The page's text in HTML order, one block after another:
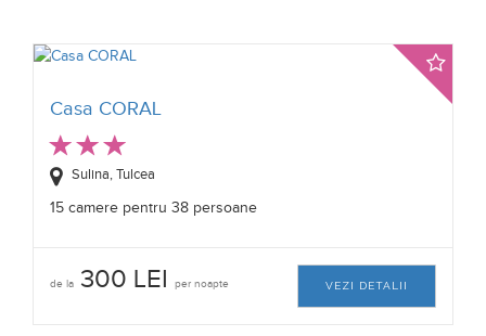
Casa CORAL
Sulina, Tulcea
15 camere pentru 38 persoane
de la 300 LEI per noapte VEZI DETALII